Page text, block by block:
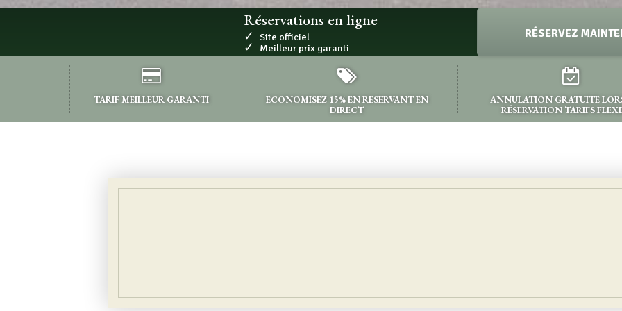
Réservations en ligne
✓ Site officiel
✓ Meilleur prix garanti
RÉSERVEZ
TARIF MEILLEUR GARANTI
ECONOMISEZ 15% EN RESERVANT EN
DIRECT
ANNULATION GRATUITE
RÉSERVATION TARIFS